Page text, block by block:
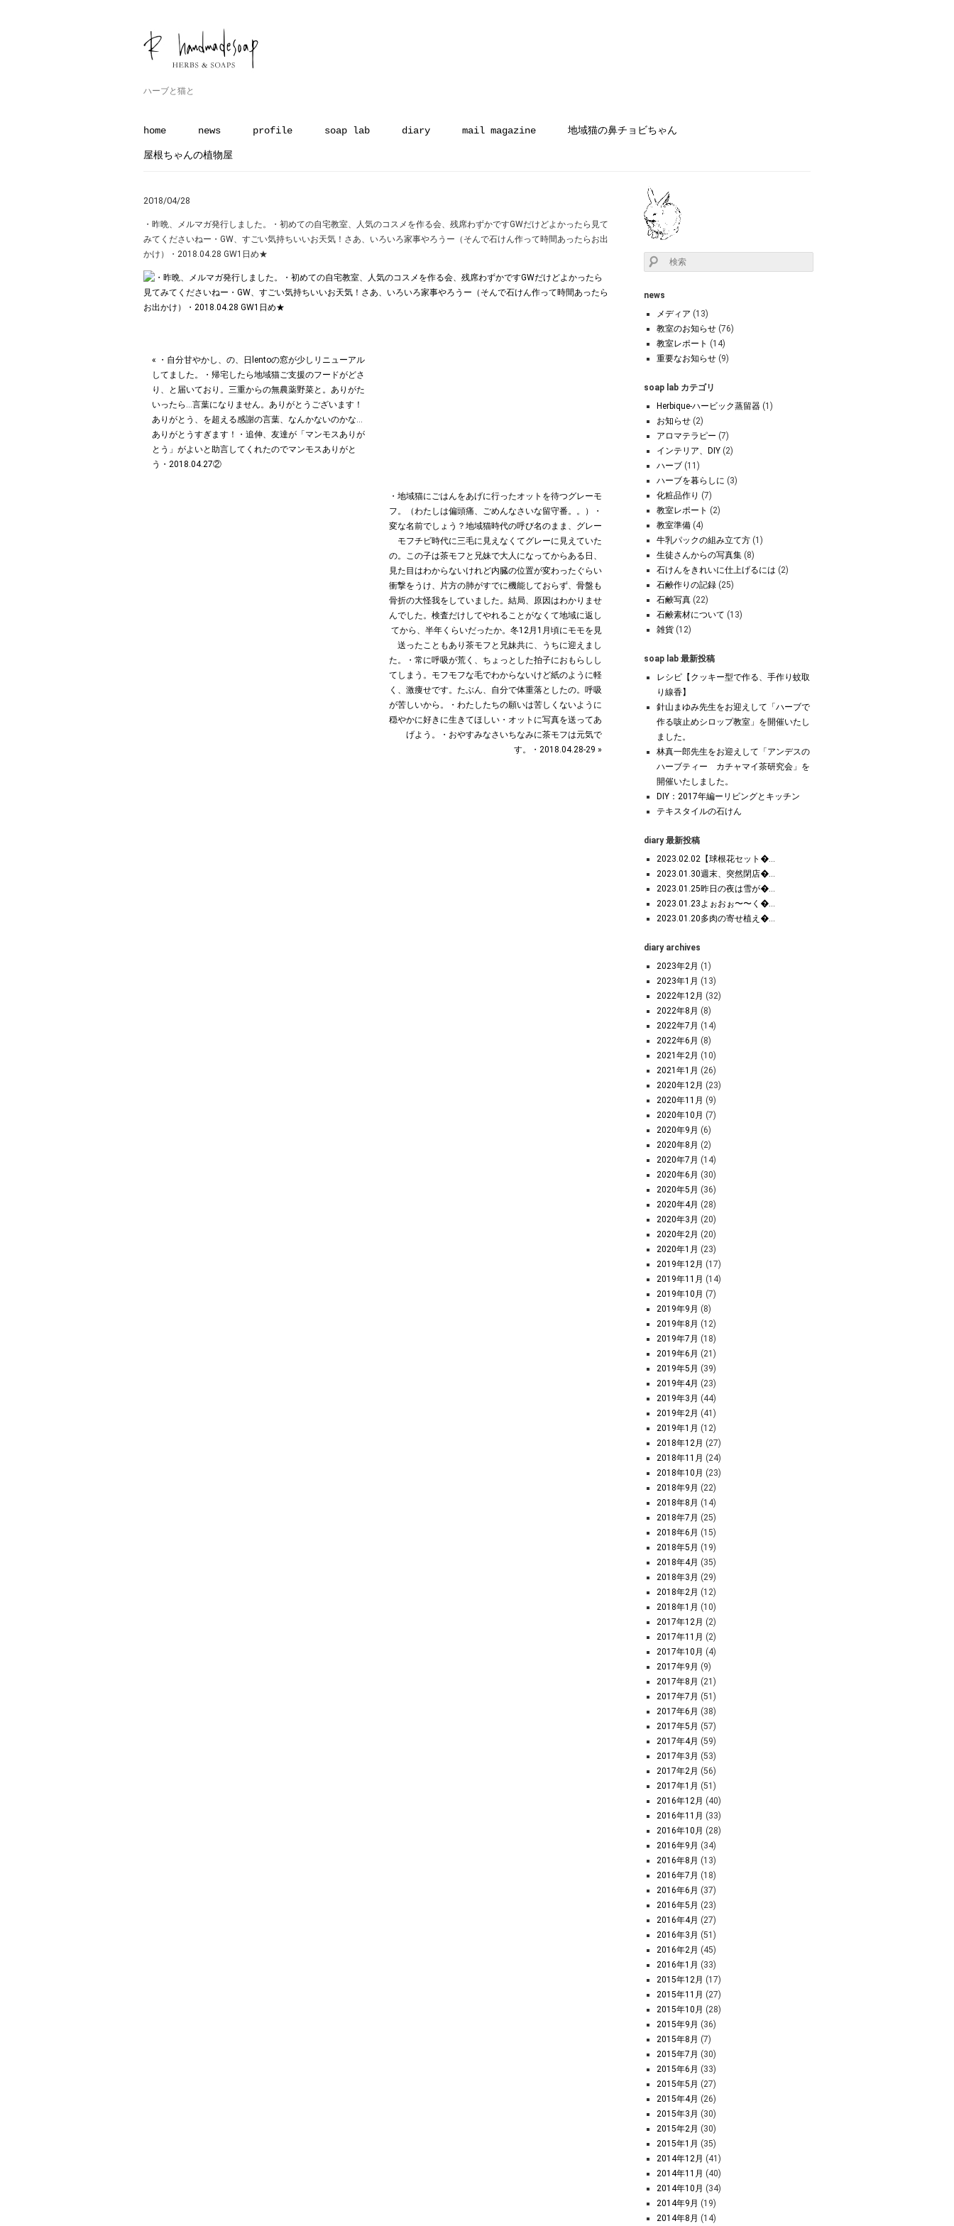
ハーブと猫と
home news profile soap lab diary mail magazine 地域猫の鼻チョビちゃん
屋根ちゃんの植物屋
2018/04/28
・昨晩、メルマガ発行しました。・初めての自宅教室、人気のコスメを作る会、残席わずかです︎GWだけどよかったら見て
みてくださいねー︎・GW、すごい気持ちいいお天気！さあ、いろいろ家事やろうー︎（そんで石けん作って時間あったらお出
かけ）・2018.04.28 GW1日め★
« ・自分甘やかし、の、日︎lentoの窓が少しリニューアル
してました。・帰宅したら地域猫ご支援のフードがどさ
り、と届いており。三重からの無農薬野菜と。ありがた
いったら…言葉になりません。ありがとうございます！
ありがとう、を超える感謝の言葉、なんかないのかな…
ありがとうすぎます！・追伸、友達が「マンモスありが
とう︎」がよいと助言してくれたのでマンモスありがと
う︎︎︎︎・2018.04.27②
・地域猫にごはんをあげに行ったオットを待つグレーモ
フ。（わたしは偏頭痛、ごめんなさいな留守番。。）・
変な名前でしょう？地域猫時代の呼び名のまま、グレー
モフチビ時代に三毛に見えなくてグレーに見えていた
の。この子は茶モフと兄妹で大人になってからある日、
見た目はわからないけれど内臓の位置が変わったぐらい
衝撃をうけ、片方の肺がすでに機能しておらず、骨盤も
骨折の大怪我をしていました。結局、原因はわかりませ
んでした。検査だけしてやれることがなくて地域に返し
てから、半年くらいだったか。冬12月1月頃にモモを見
送ったこともあり茶モフと兄妹共に、うちに迎えまし
た。・常に呼吸が荒く、ちょっとした拍子におもらしし
てしまう。モフモフな毛でわからないけど紙のように軽
く、激痩せです。たぶん、自分で体重落としたの。呼吸
が苦しいから。・わたしたちの願いは苦しくないように
穏やかに好きに生きてほしい︎・オットに写真を送ってあ
げよう。・おやすみなさいちなみに茶モフは元気で
す。・2018.04.28-29 »
news
メディア (13)
教室のお知らせ (76)
教室レポート (14)
重要なお知らせ (9)
soap lab カテゴリ
Herbique-ハービック蒸留器 (1)
お知らせ (2)
アロマテラピー (7)
インテリア、DIY (2)
ハーブ (11)
ハーブを暮らしに (3)
化粧品作り (7)
教室レポート (2)
教室準備 (4)
牛乳パックの組み立て方 (1)
生徒さんからの写真集 (8)
石けんをきれいに仕上げるには (2)
石鹸作りの記録 (25)
石鹸写真 (22)
石鹸素材について (13)
雑貨 (12)
soap lab 最新投稿
レシピ【クッキー型で作る、手作り蚊取
り線香】
針山まゆみ先生をお迎えして「ハーブで
作る咳止めシロップ教室」を開催いたし
ました。
林真一郎先生をお迎えして「アンデスの
ハーブティー カチャマイ茶研究会」を
開催いたしました。
DIY：2017年編ーリビングとキッチン
テキスタイルの石けん
diary 最新投稿
2023.02.02【球根花セット�...
2023.01.30週末、突然閉店�...
2023.01.25昨日の夜は雪が�...
2023.01.23よぉおぉ〜〜く�...
2023.01.20多肉の寄せ植え�...
diary archives
2023年2月 (1)
2023年1月 (13)
2022年12月 (32)
2022年8月 (8)
2022年7月 (14)
2022年6月 (8)
2021年2月 (10)
2021年1月 (26)
2020年12月 (23)
2020年11月 (9)
2020年10月 (7)
2020年9月 (6)
2020年8月 (2)
2020年7月 (14)
2020年6月 (30)
2020年5月 (36)
2020年4月 (28)
2020年3月 (20)
2020年2月 (20)
2020年1月 (23)
2019年12月 (17)
2019年11月 (14)
2019年10月 (7)
2019年9月 (8)
2019年8月 (12)
2019年7月 (18)
2019年6月 (21)
2019年5月 (39)
2019年4月 (23)
2019年3月 (44)
2019年2月 (41)
2019年1月 (12)
2018年12月 (27)
2018年11月 (24)
2018年10月 (23)
2018年9月 (22)
2018年8月 (14)
2018年7月 (25)
2018年6月 (15)
2018年5月 (19)
2018年4月 (35)
2018年3月 (29)
2018年2月 (12)
2018年1月 (10)
2017年12月 (2)
2017年11月 (2)
2017年10月 (4)
2017年9月 (9)
2017年8月 (21)
2017年7月 (51)
2017年6月 (38)
2017年5月 (57)
2017年4月 (59)
2017年3月 (53)
2017年2月 (56)
2017年1月 (51)
2016年12月 (40)
2016年11月 (33)
2016年10月 (28)
2016年9月 (34)
2016年8月 (13)
2016年7月 (18)
2016年6月 (37)
2016年5月 (23)
2016年4月 (27)
2016年3月 (51)
2016年2月 (45)
2016年1月 (33)
2015年12月 (17)
2015年11月 (27)
2015年10月 (28)
2015年9月 (36)
2015年8月 (7)
2015年7月 (30)
2015年6月 (33)
2015年5月 (27)
2015年4月 (26)
2015年3月 (30)
2015年2月 (30)
2015年1月 (35)
2014年12月 (41)
2014年11月 (40)
2014年10月 (34)
2014年9月 (19)
2014年8月 (14)